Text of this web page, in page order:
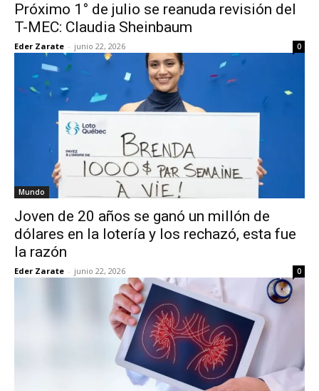
Próximo 1° de julio se reanuda revisión del
T-MEC: Claudia Sheinbaum
Eder Zarate - junio 22, 2026 0
Mundo
Joven de 20 años se ganó un millón de
dólares en la lotería y los rechazó, esta fue
la razón
Eder Zarate - junio 22, 2026 0